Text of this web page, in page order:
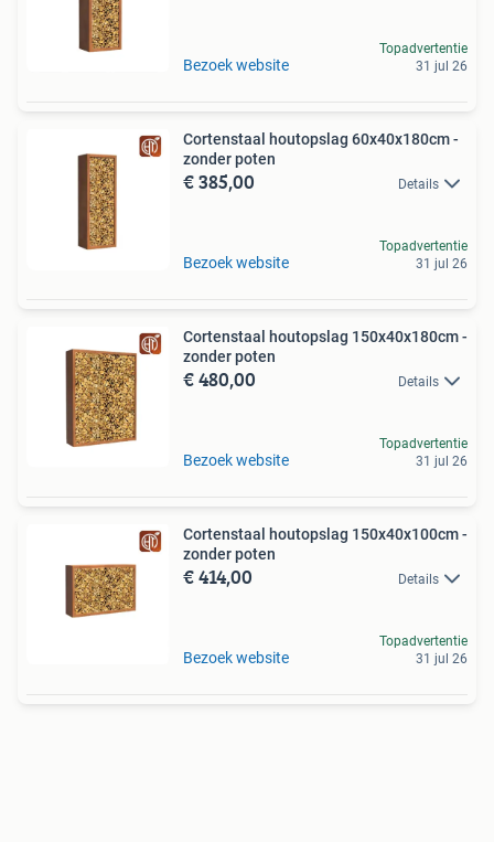
Bezoek website
Topadvertentie
31 jul 26
Cortenstaal houtopslag 60x40x180cm -
zonder poten
€ 385,00 Details
Bezoek website
Topadvertentie
31 jul 26
Cortenstaal houtopslag 150x40x180cm -
zonder poten
€ 480,00 Details
Bezoek website
Topadvertentie
31 jul 26
Cortenstaal houtopslag 150x40x100cm -
zonder poten
€ 414,00 Details
Bezoek website
Topadvertentie
31 jul 26